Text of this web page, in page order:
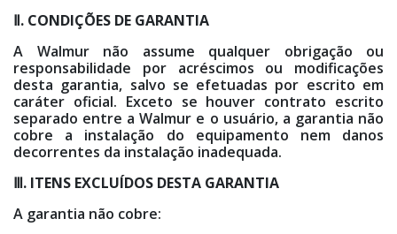
Ⅱ. CONDIÇÕES DE GARANTIA
A Walmur não assume qualquer obrigação ou
responsabilidade por acréscimos ou modificações
desta garantia, salvo se efetuadas por escrito em
caráter oficial. Exceto se houver contrato escrito
separado entre a Walmur e o usuário, a garantia não
cobre a instalação do equipamento nem danos
decorrentes da instalação inadequada.
Ⅲ. ITENS EXCLUÍDOS DESTA GARANTIA
A garantia não cobre: